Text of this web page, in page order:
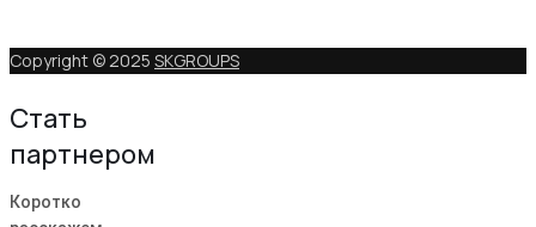
Copyright © 2025 SKGROUPS
Стать
партнером
Коротко